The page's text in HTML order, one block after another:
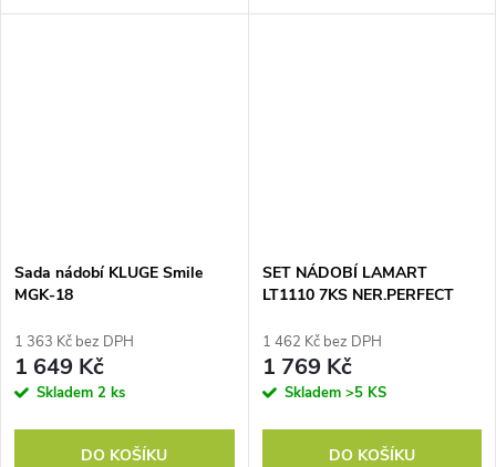
detailů vyladěné nádobí v sadě
první pohled unikátní vnitřní
Sada nádobí KLUGE Smile
MGK-18
1 363 Kč bez DPH
1 649 Kč
Skladem 2 ks
DO KOŠÍKU
SET NÁDOBÍ LAMART
LT1110 7KS NER.PERFECT
1 462 Kč bez DPH
1 769 Kč
Skladem >5 KS
DO KOŠÍKU